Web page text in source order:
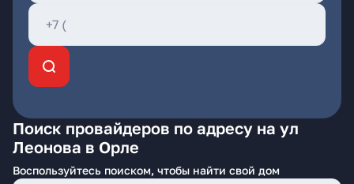
Поиск провайдеров по адресу на ул
Леонова в Орле
Воспользуйтесь поиском, чтобы найти свой дом